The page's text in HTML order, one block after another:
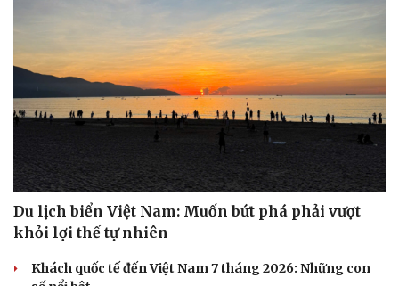
Văn hóa
Văn học
Âm nhạc
Di sản
Giải trí
Nghệ sĩ
Thời trang
Sao Việt
Du lịch biển Việt Nam: Muốn bứt phá phải vượt
khỏi lợi thế tự nhiên
Khách quốc tế đến Việt Nam 7 tháng 2026: Những con